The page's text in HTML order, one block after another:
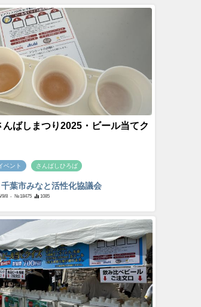
んばしまつり2025・ビール当てク
ベント さんばしひろば
千葉市みなと活性化協議会
9/8 - №18475 1085